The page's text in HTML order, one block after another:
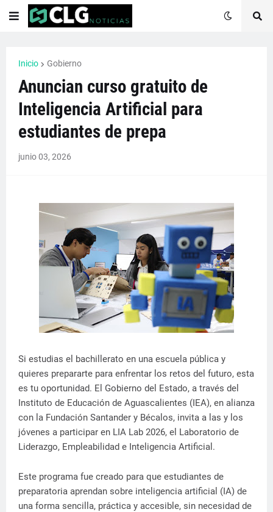
Inicio Gobierno
Anuncian curso gratuito de
Inteligencia Artificial para
estudiantes de prepa
junio 03, 2026
Si estudias el bachillerato en una escuela pública y
quieres prepararte para enfrentar los retos del futuro, esta
es tu oportunidad. El Gobierno del Estado, a través del
Instituto de Educación de Aguascalientes (IEA), en alianza
con la Fundación Santander y Bécalos, invita a las y los
jóvenes a participar en LIA Lab 2026, el Laboratorio de
Liderazgo, Empleabilidad e Inteligencia Artificial.
Este programa fue creado para que estudiantes de
preparatoria aprendan sobre inteligencia artificial (IA) de
una forma sencilla, práctica y accesible, sin necesidad de